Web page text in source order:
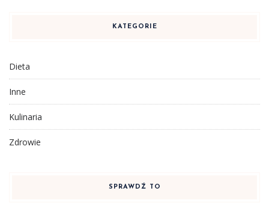
KATEGORIE
Dieta
Inne
Kulinaria
Zdrowie
SPRAWDŹ TO